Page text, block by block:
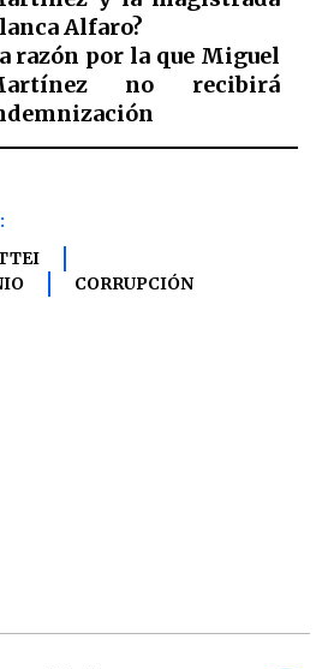
Alfaro?
razón por la que Miguel
no recibirá
CORRUPCIÓN